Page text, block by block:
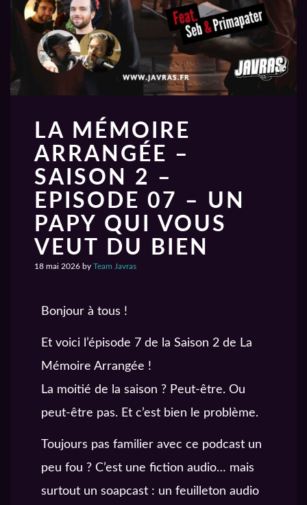
LA MÉMOIRE
ARRANGÉE –
SAISON 2 –
EPISODE 07 – UN
PAPY QUI VOUS
VEUT DU BIEN
18 mai 2026 by Team Javras
Bonjour à tous !
Et voici l’épisode 7 de la Saison 2 de La
Mémoire Arrangée !
La moitié de la saison ? Peut-être. Ou
peut-être pas. Et c’est bien le problème.
Toujours pas familier avec ce podcast un
peu fou ? C’est une fiction audio… mais
surtout un soapcast : un feuilleton audio